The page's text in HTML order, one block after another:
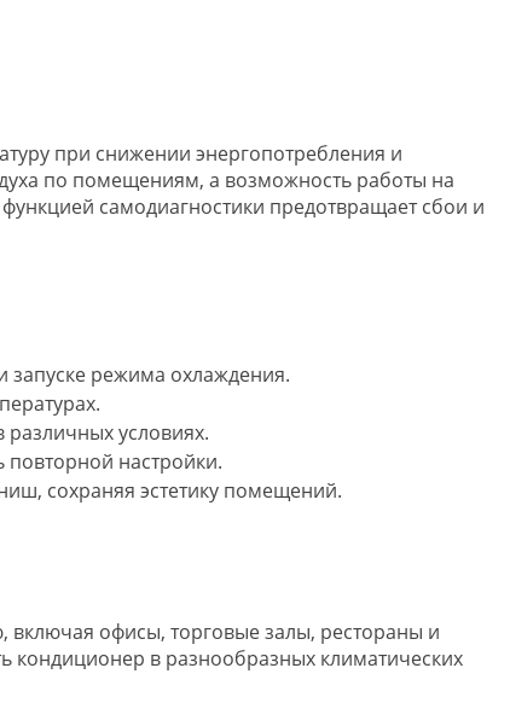
при снижении энергопотребления и
по помещениям, а возможность работы на
самодиагностики предотвращает сбои и
запуске режима охлаждения.
различных условиях.
настройки.
сохраняя эстетику помещений.
офисы, торговые залы, рестораны и
кондиционер в разнообразных климатических